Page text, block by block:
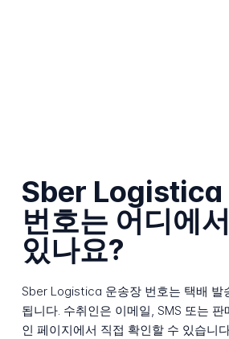
Sber Logistica
번호는 어디에
있나요?
Sber Logistica 운송장 번호는 택배 발
됩니다. 수취인은 이메일, SMS 또는
인 페이지에서 직접 확인할 수 있습니